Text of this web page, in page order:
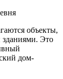
объекты,
зданиями. Это
дом-